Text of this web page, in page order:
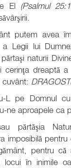
El (Psalmul
putem avea
Legii lui
naturii
cerinţa dreaptă
cuvânt:
L pe Domnul
ne aproapele ca
părtăşia
imposibilă pentru
pentru că
în inimile